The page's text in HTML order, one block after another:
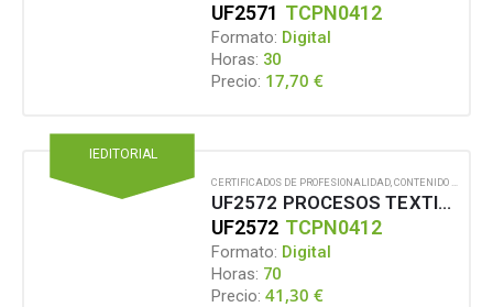
UF2571 TCPN0412
Formato: Digital
Horas: 30
Precio: 17,70€
IEDITORIAL
CERTIFICADOS DE PROFESIONALIDAD CONTENIDO EN FORMATO DIGITAL
UF2572 PROCESOS TEXTILES
UF2572 TCPN0412
Formato: Digital
Horas: 70
Precio: 41,30€